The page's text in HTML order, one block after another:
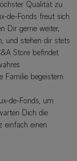
Qualität zu
de-Fonds freut sich
Dir gerne weiter,
und stehen dir stets
Store befindet
Familie begeistern
de-Fonds, um
Dich die
einfach einen